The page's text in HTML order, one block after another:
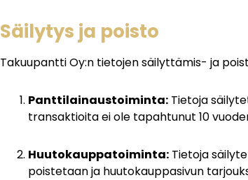
Säilytys ja poisto
Takuupantti Oy:n tietojen säilyttämis- ja
Panttilainaustoiminta: Tietoja
transaktioita ei ole tapahtunut 10
Huutokauppatoiminta: Tietoja
poistetaan ja huutokauppasivun